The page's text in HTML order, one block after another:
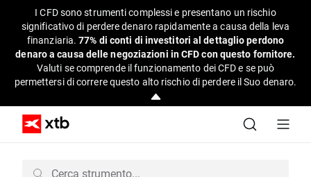
I CFD sono strumenti complessi e presentano un rischio
significativo di perdere denaro rapidamente a causa della leva
finanziaria.77% di conti di investitori al dettaglio perdono
denaro a causa delle negoziazioni in CFD con questo fornitore.
Valuti se comprende il funzionamento dei CFD e se può
permettersi di correre questo alto rischio di perdere il Suo denaro.